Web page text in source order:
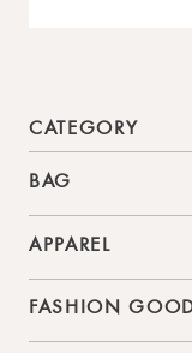
CATEGORY
BAG
APPAREL
FASHION